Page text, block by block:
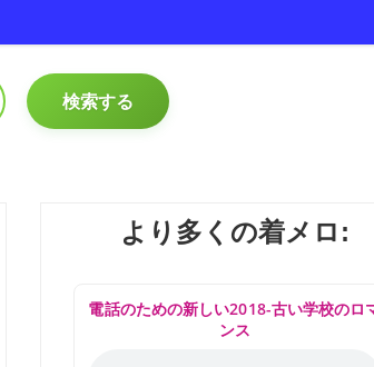
検索する
より多くの着メロ:
電話のための新しい2018-古い学校のロ
ンス